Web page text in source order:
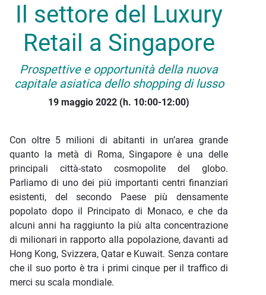
Il settore del Luxury
Retail a Singapore
Prospettive e opportunità della nuova
capitale asiatica dello shopping di lusso
19 maggio 2022 (h. 10:00-12:00)
Con oltre 5 milioni di abitanti in un’area grande
quanto la metà di Roma, Singapore è una delle
principali città-stato cosmopolite del globo.
Parliamo di uno dei più importanti centri finanziari
esistenti, del secondo Paese più densamente
popolato dopo il Principato di Monaco, e che da
alcuni anni ha raggiunto la più alta concentrazione
di milionari in rapporto alla popolazione, davanti ad
Hong Kong, Svizzera, Qatar e Kuwait. Senza contare
che il suo porto è tra i primi cinque per il traffico di
merci su scala mondiale.